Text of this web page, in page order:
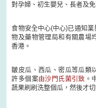
對孕婦、初生嬰兒、長者及
食物安全中心(中心)已通知
物及藥物管理局和有關農場
香港。
皺皮瓜、西瓜、密瓜等瓜類
許多個案由沙門氏菌引致 。
蔬果刷刷洗整個瓜，然後才切